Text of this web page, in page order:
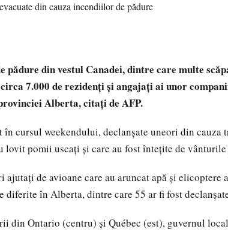
din vestul Canadei, dintre care multe
7.000 de rezidenți și angajați ai unor
Alberta, citați de AFP.
cursul weekendului, declanșate uneori din cauza
lovit pomii uscați și care au fost întețite de
ajutați de avioane care au aruncat apă și elicoptere
diferite în Alberta, dintre care 55 ar fi fost
din Ontario (centru) și Québec (est), guvernul